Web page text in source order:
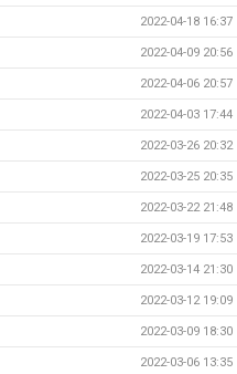
2022-04-18 16:37
2022-04-09 20:56
2022-04-06 20:57
2022-04-03 17:44
2022-03-26 20:32
2022-03-25 20:35
2022-03-22 21:48
2022-03-19 17:53
2022-03-14 21:30
2022-03-12 19:09
2022-03-09 18:30
2022-03-06 13:35